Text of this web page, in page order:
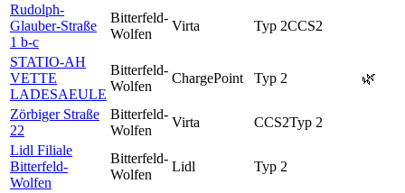
Rudolph-
Glauber-Straße
1 b-c
Bitterfeld-
Wolfen
Virta Typ 2CCS2
STATIO-AH
VETTE
LADESAEULE
Bitterfeld-
Wolfen
ChargePoint Typ 2 🌿
Zörbiger Straße
22
Bitterfeld-
Wolfen
Virta CCS2Typ 2
Lidl Filiale
Bitterfeld-
Wolfen
Bitterfeld-
Wolfen
Lidl Typ 2